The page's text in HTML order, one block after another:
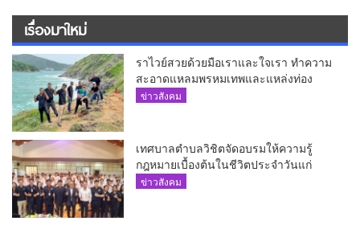
เรื่องมาใหม่
ราไวย์สวยด้วยมือเราและใจเรา ทำความ
สะอาดแหลมพรหมเทพและแหล่งท่อง
เที่ยว
ข่าวสังคม
เทศบาลตำบลวิชิตจัดอบรมให้ความรู้
กฎหมายเบื้องต้นในชีวิตประจำวันแก่
เยาวชน
ข่าวสังคม